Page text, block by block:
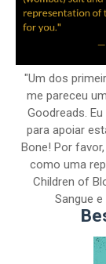
"Um dos
me pareceu
Goodreads.
para apoiar
Bone! Por
como uma
Children of
Sangue